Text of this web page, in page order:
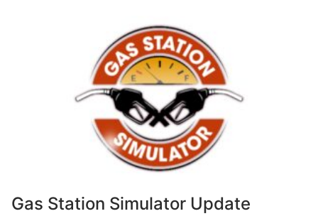
Gas Station Simulator Update